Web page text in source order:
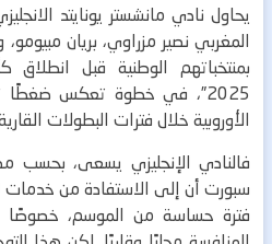
يحاول نادي مانشستر يونايتد
المغربي نصير مزراوي، بريان مبيومو،
بمنتخباتهم الوطنية قبل انطلاق
2025”، في خطوة تعكس ضغطًا
الأوروبية خلال فترات البطولات
فالنادي الإنجليزي يسعى، بحسب
سبورت أن إلى الاستفادة من
فترة حساسة من الموسم، خصوصًا